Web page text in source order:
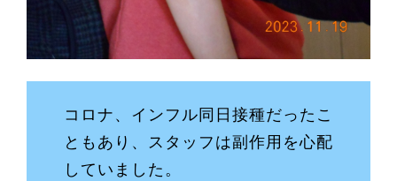
コロナ、インフル同日接種だったこ
ともあり、スタッフは副作用を心配
していました。